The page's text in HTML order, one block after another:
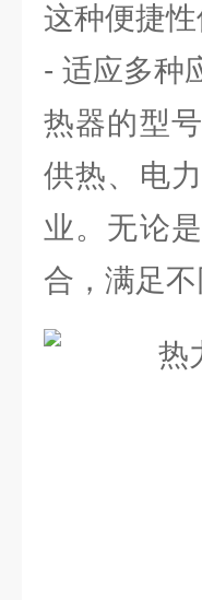
这种便捷
- 适应多种
热器的型
供热、电
业。无论
合，满足